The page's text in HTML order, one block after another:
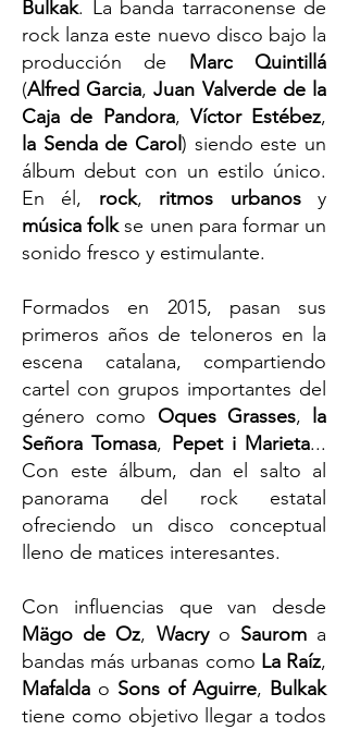
Bulkak. La banda tarraconense de
rock lanza este nuevo disco bajo la
producción de Marc Quintillá
(Alfred Garcia,Juan Valverde de la
Caja de Pandora, Víctor Estébez,
la Senda de Carol) siendo este un
álbum debut con un estilo único.
En él, rock, ritmos urbanosy
música folkse unen para formar un
sonido fresco y estimulante.
Formados en 2015, pasan sus
primeros años de teloneros en la
escena catalana, compartiendo
cartel con grupos importantes del
género como Oques Grasses,
la
Señora Tomasa, Pepet i Marieta...
Con este álbum, dan el salto al
panorama del rock estatal
ofreciendo un disco conceptual
lleno de matices interesantes.
Con influencias que van desde
Mägo de Oz, Wacryo Sauroma
bandas más urbanas como La Raíz,
Mafalda o Sons of Aguirre, Bulkak
tiene como objetivo llegar a todos